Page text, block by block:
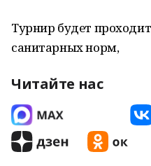
Турнир будет
санитарных норм,
Читайте нас